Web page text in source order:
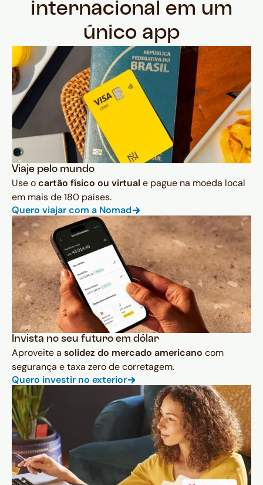
internacional em um
único app
Viaje pelo mundo
Use ocartão físico ou virtual e pague na moeda local
em mais de 180 países.
Quero viajar com a Nomad
Invista no seu futuro em dólar
Aproveite a solidez do mercado americano com
segurança e taxa zero de corretagem.
Quero investir no exterior